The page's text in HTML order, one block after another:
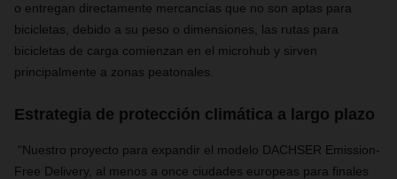
o entregan directamente mercancías que no son aptas para
bicicletas, debido a su peso o dimensiones, las rutas para
bicicletas de carga comienzan en el microhub y sirven
principalmente a zonas peatonales.
Estrategia de protección climática a largo plazo
“Nuestro proyecto para expandir el modelo DACHSER Emission-
Free Delivery, al menos a once ciudades europeas para finales